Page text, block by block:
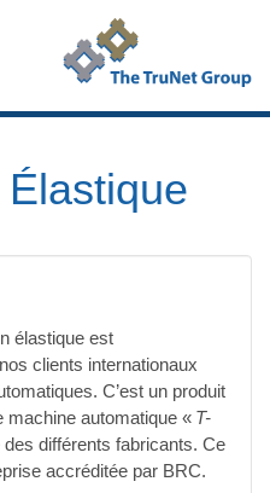
élastique est
clients internationaux
C’est un produit
machine automatique « T-
différents fabricants. Ce
accréditée par BRC.